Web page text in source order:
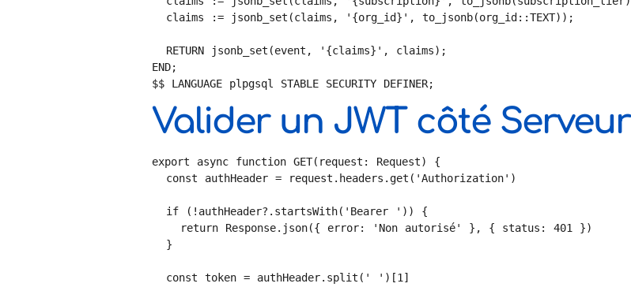
END;
$$ LANGUAGE plpgsql STABLE SECURITY DEFINER;
Valider un JWT côté Serveur
export async function GET(request: Request) {